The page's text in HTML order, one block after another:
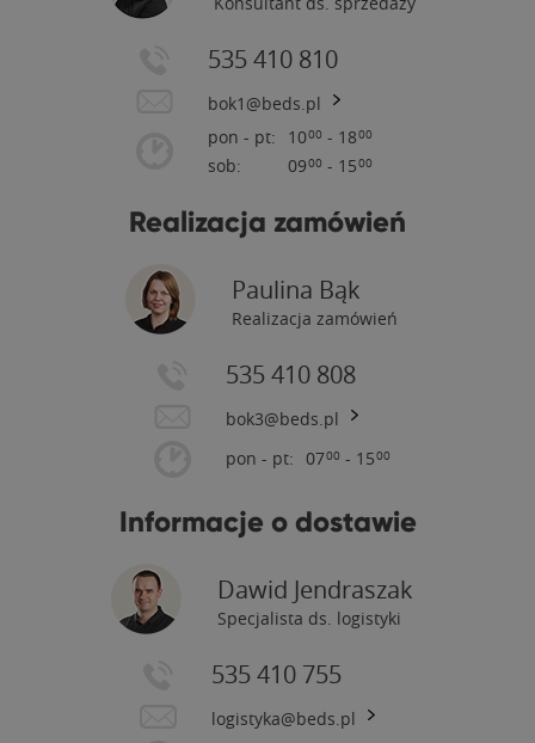
535 410 810
bok1@beds.pl
pon - pt:
sob:
1000 - 1800
0900 - 1500
Realizacja zamówień
Paulina Bąk
Realizacja zamówień
535 410 808
bok3@beds.pl
pon - pt: 0700 - 1500
Informacje o dostawie
Dawid Jendraszak
Specjalista ds. logistyki
535 410 755
logistyka@beds.pl